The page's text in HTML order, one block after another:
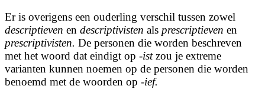
Er is overigens een ouderling verschil tussen zowel
descriptieven en descriptivisten als prescriptieven en
prescriptivisten. De personen die worden beschreven
met het woord dat eindigt op -istzou je extreme
varianten kunnen noemen op de personen die worden
benoemd met de woorden op -ief.